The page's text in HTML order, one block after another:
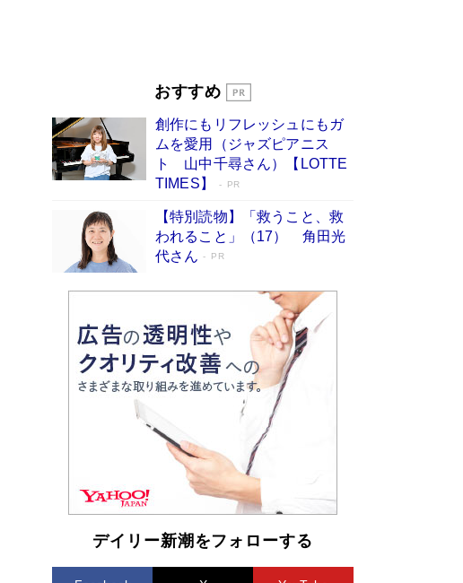
開発への関心を押し上げた18年の物語に幕 特装
Book Bang
「不意に涙が出そうに…」高嶋政伸が明かし
た“13歳の娘を暴行する役”への葛藤 インティマ
シーコーディネーターに支えられたNHK『大奥』
おすすめ
創作にもリフレッシュにもガ
ムを愛用（ジャズピアニス
ト 山中千尋さん）【LOTTE
TIMES】
PR
【特別読物】「救うこと、救
われること」（17） 角田光
代さん
PR
デイリー新潮をフォローする